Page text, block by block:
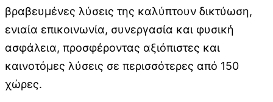
βραβευμένες λύσεις της καλύπτουν δικτύωση,
ενιαία επικοινωνία, συνεργασία και φυσική
ασφάλεια, προσφέροντας αξιόπιστες και
καινοτόμες λύσεις σε περισσότερες από 150
χώρες.